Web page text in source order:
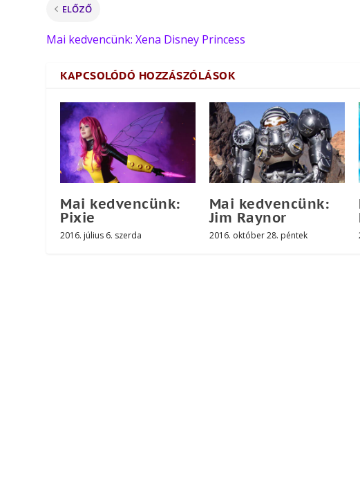
ELŐZŐ
Mai kedvencünk: Xena Disney Princess
KAPCSOLÓDÓ HOZZÁSZÓLÁSOK
Mai kedvencünk:
Pixie
2016. július 6. szerda
Mai kedvencünk:
Jim Raynor
2016. október 28. péntek